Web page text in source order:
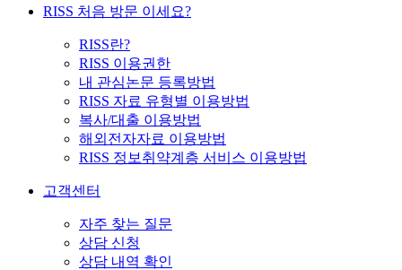
RISS 처음 방문 이세요?
RISS란?
RISS 이용권한
내 관심논문 등록방법
RISS 자료 유형별 이용방법
복사/대출 이용방법
해외전자자료 이용방법
RISS 정보취약계층 서비스 이용방법
고객센터
자주 찾는 질문
상담 신청
상담 내역 확인